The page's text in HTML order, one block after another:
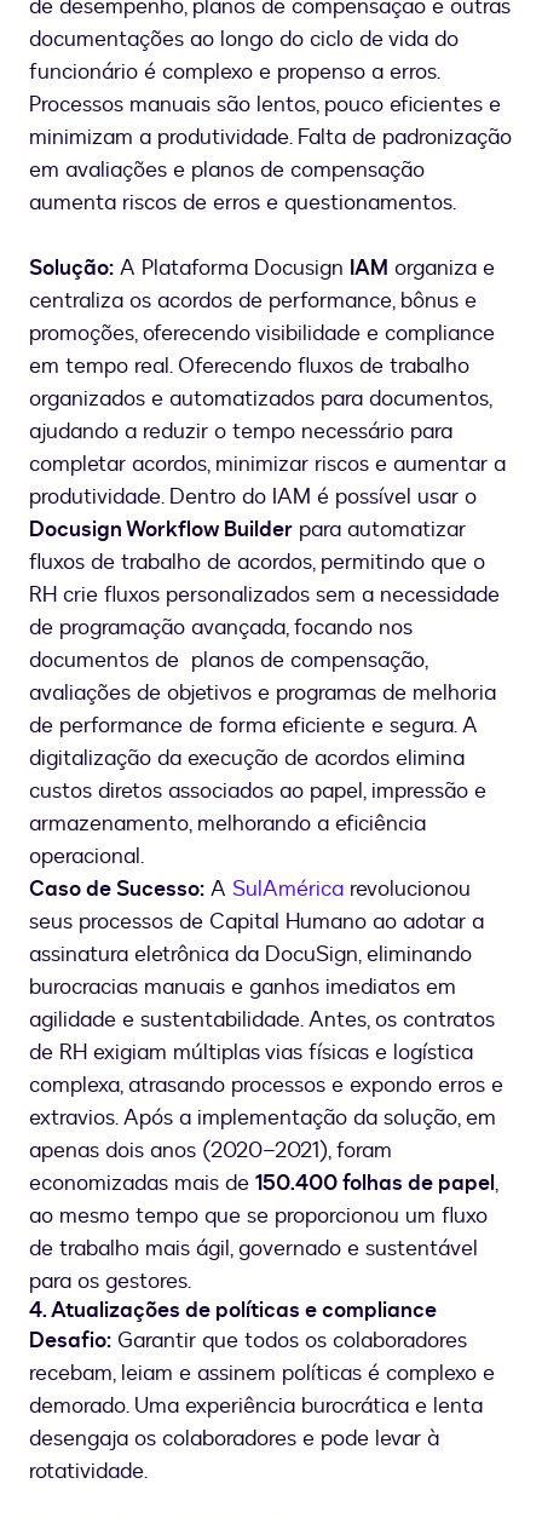
de desempenho, planos de compensação e outras
documentações ao longo do ciclo de vida do
funcionário é complexo e propenso a erros.
Processos manuais são lentos, pouco eficientes e
minimizam a produtividade. Falta de padronização
em avaliações e planos de compensação
aumenta riscos de erros e questionamentos.
Solução: A Plataforma Docusign IAM organiza e
centraliza os acordos de performance, bônus e
promoções, oferecendo visibilidade e compliance
em tempo real. Oferecendo fluxos de trabalho
organizados e automatizados para documentos,
ajudando a reduzir o tempo necessário para
completar acordos, minimizar riscos e aumentar a
produtividade. Dentro do IAM é possível usar o
Docusign Workflow Builder para automatizar
fluxos de trabalho de acordos, permitindo que o
RH crie fluxos personalizados sem a necessidade
de programação avançada, focando nos
documentos de planos de compensação,
avaliações de objetivos e programas de melhoria
de performance de forma eficiente e segura. A
digitalização da execução de acordos elimina
custos diretos associados ao papel, impressão e
armazenamento, melhorando a eficiência
operacional.
Caso de Sucesso: A SulAmérica revolucionou
seus processos de Capital Humano ao adotar a
assinatura eletrônica da DocuSign, eliminando
burocracias manuais e ganhos imediatos em
agilidade e sustentabilidade. Antes, os contratos
de RH exigiam múltiplas vias físicas e logística
complexa, atrasando processos e expondo erros e
extravios. Após a implementação da solução, em
apenas dois anos (2020–2021), foram
economizadas mais de 150.400 folhas de papel,
ao mesmo tempo que se proporcionou um fluxo
de trabalho mais ágil, governado e sustentável
para os gestores.
4. Atualizações de políticas e compliance
Desafio: Garantir que todos os colaboradores
recebam, leiam e assinem políticas é complexo e
demorado. Uma experiência burocrática e lenta
desengaja os colaboradores e pode levar à
rotatividade.